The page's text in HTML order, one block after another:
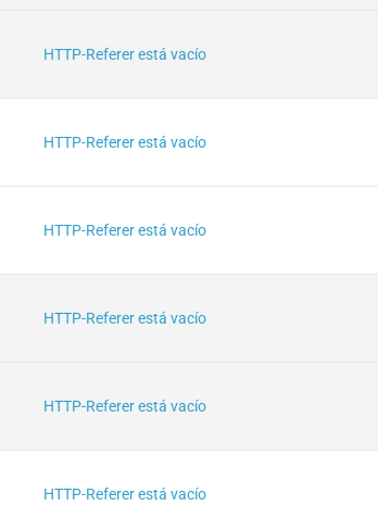
HTTP-Referer está vacío
HTTP-Referer está vacío
HTTP-Referer está vacío
HTTP-Referer está vacío
HTTP-Referer está vacío
HTTP-Referer está vacío